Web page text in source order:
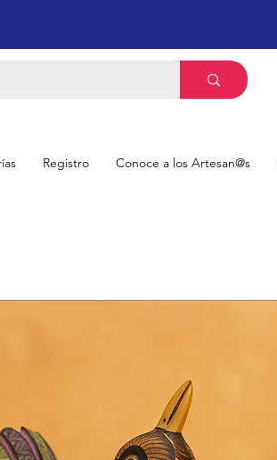
Registro Conoce a los Artesan@s